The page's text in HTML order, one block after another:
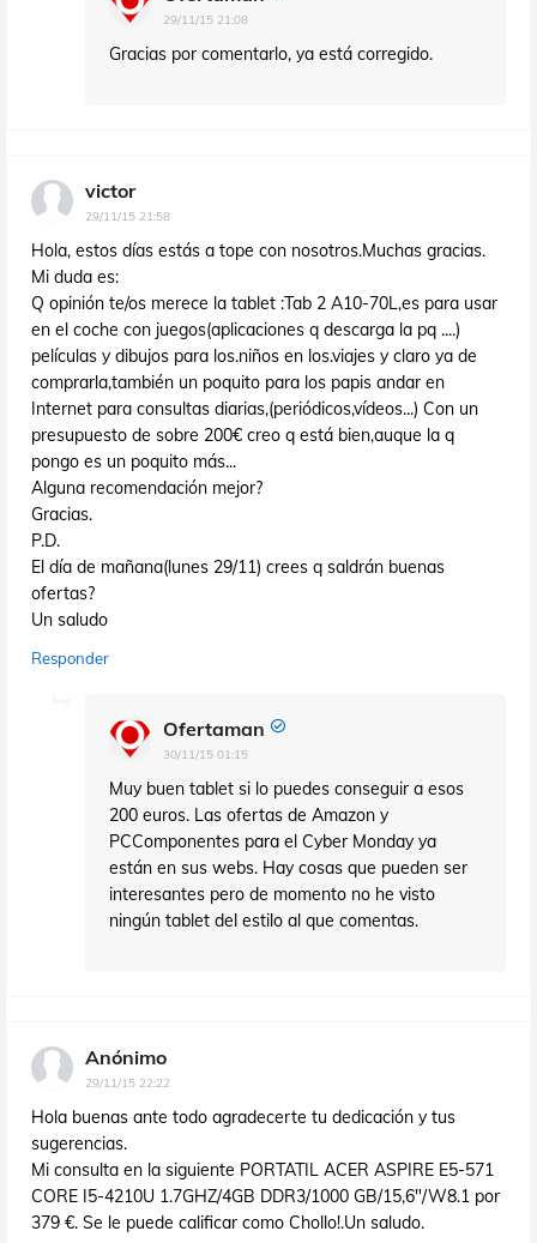
29/11/15 21:08
Gracias por comentarlo, ya está corregido.
victor
29/11/15 21:58
Hola, estos días estás a tope con nosotros.Muchas gracias.
Mi duda es:
Q opinión te/os merece la tablet :Tab 2 A10-70L,es para usar
en el coche con juegos(aplicaciones q descarga la pq ....)
películas y dibujos para los.niños en los.viajes y claro ya de
comprarla,también un poquito para los papis andar en
Internet para consultas diarias,(periódicos,vídeos...) Con un
presupuesto de sobre 200€ creo q está bien,auque la q
pongo es un poquito más...
Alguna recomendación mejor?
Gracias.
P.D.
El día de mañana(lunes 29/11) crees q saldrán buenas
ofertas?
Un saludo
Responder
Ofertaman
30/11/15 01:15
Muy buen tablet si lo puedes conseguir a esos
200 euros. Las ofertas de Amazon y
PCComponentes para el Cyber Monday ya
están en sus webs. Hay cosas que pueden ser
interesantes pero de momento no he visto
ningún tablet del estilo al que comentas.
Anónimo
29/11/15 22:22
Hola buenas ante todo agradecerte tu dedicación y tus
sugerencias.
Mi consulta en la siguiente PORTATIL ACER ASPIRE E5-571
CORE I5-4210U 1.7GHZ/4GB DDR3/1000 GB/15,6"/W8.1 por
379 €. Se le puede calificar como Chollo!.Un saludo.